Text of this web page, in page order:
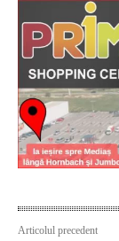
Articolul precedent